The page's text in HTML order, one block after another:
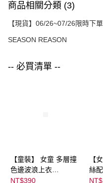
商品相關分類 (3)
【現貨】06/26~07/26限時下單
SEASON REASON
-- 必買清單 --
【童裝】 女童 多層撞
色邊波浪上衣
(futafuta) ｜
NT$390
【
絲配